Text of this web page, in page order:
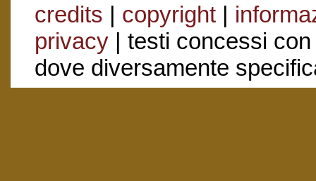
credits | copyright|
privacy| testi concessi
dove diversamente